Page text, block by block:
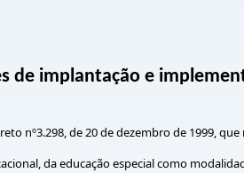
de implantação e
nº3.298, de 20 de dezembro de 1999,
da educação especial como